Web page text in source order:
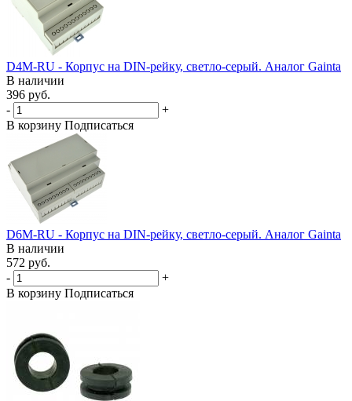
D4M-RU - Корпус на DIN-рейку, светло-серый. Аналог Gainta
В наличии
396 руб.
-
+
В корзину Подписаться
D6M-RU - Корпус на DIN-рейку, светло-серый. Аналог Gainta
В наличии
572 руб.
-
+
В корзину Подписаться